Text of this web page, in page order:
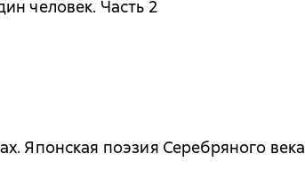
человек. Часть 2
Японская поэзия Серебряного века